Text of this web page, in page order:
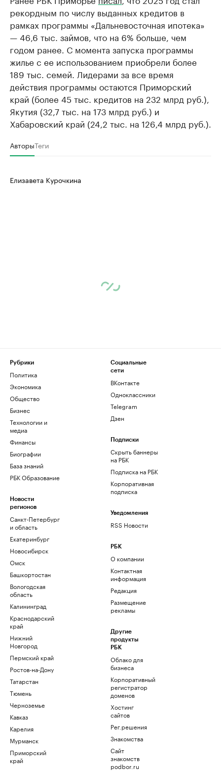
рекордным по числу выданных кредитов в
рамках программы «Дальневосточная ипотека»
— 46,6 тыс. займов, что на 6% больше, чем
годом ранее. С момента запуска программы
жилье с ее использованием приобрели более
189 тыс. семей. Лидерами за все время
действия программы остаются Приморский
край (более 45 тыс. кредитов на 232 млрд руб.),
Якутия (32,7 тыс. на 173 млрд руб.) и
Хабаровский край (24,2 тыс. на 126,4 млрд руб.).
АвторыТеги
Елизавета Курочкина
Рубрики
Политика
Экономика
Общество
Бизнес
Технологии и
медиа
Финансы
Биографии
База знаний
РБК Образование
Новости
регионов
Санкт-Петербург
и область
Екатеринбург
Новосибирск
Омск
Башкортостан
Вологодская
область
Калининград
Краснодарский
край
Нижний
Новгород
Пермский край
Ростов-на-Дону
Татарстан
Тюмень
Черноземье
Кавказ
Карелия
Мурманск
Приморский
край
Социальные
сети
ВКонтакте
Одноклассники
Telegram
Дзен
Подписки
Скрыть баннеры
на РБК
Подписка на РБК
Корпоративная
подписка
Уведомления
RSS Новости
РБК
О компании
Контактная
информация
Редакция
Размещение
рекламы
Другие
продукты
РБК
Облако для
бизнеса
Корпоративный
регистратор
доменов
Хостинг
сайтов
Рег.решения
Знакомства
Сайт
знакомств
podbor.ru